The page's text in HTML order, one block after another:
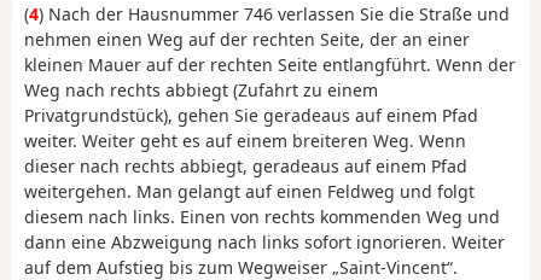
(4) Nach der Hausnummer 746 verlassen Sie die Straße und
nehmen einen Weg auf der rechten Seite, der an einer
kleinen Mauer auf der rechten Seite entlangführt. Wenn der
Weg nach rechts abbiegt (Zufahrt zu einem
Privatgrundstück), gehen Sie geradeaus auf einem Pfad
weiter. Weiter geht es auf einem breiteren Weg. Wenn
dieser nach rechts abbiegt, geradeaus auf einem Pfad
weitergehen. Man gelangt auf einen Feldweg und folgt
diesem nach links. Einen von rechts kommenden Weg und
dann eine Abzweigung nach links sofort ignorieren. Weiter
auf dem Aufstieg bis zum Wegweiser „Saint-Vincent“.